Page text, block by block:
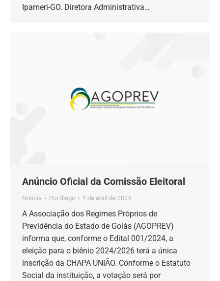
Ipameri-GO. Diretora Administrativa…
Anúncio Oficial da Comissão Eleitoral
Notícia Por diego 1 de abril de 2024
A Associação dos Regimes Próprios de
Previdência do Estado de Goiás (AGOPREV)
informa que, conforme o Edital 001/2024, a
eleição para o biênio 2024/2026 terá a única
inscrição da CHAPA UNIÃO. Conforme o Estatuto
Social da instituição, a votação será por